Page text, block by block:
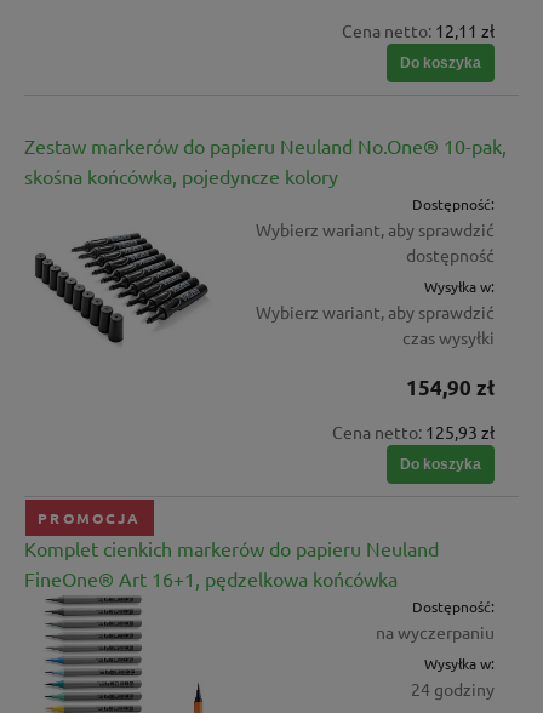
Cena netto: 12,11 zł
Do koszyka
Zestaw markerów do papieru Neuland No.One® 10-pak,
skośna końcówka, pojedyncze kolory
Dostępność:
Wybierz wariant, aby sprawdzić
dostępność
Wysyłka w:
Wybierz wariant, aby sprawdzić
czas wysyłki
154,90 zł
Cena netto: 125,93 zł
Do koszyka
Komplet cienkich markerów do papieru Neuland
FineOne® Art 16+1, pędzelkowa końcówka
Dostępność:
na wyczerpaniu
Wysyłka w:
24 godziny
PROMOCJA